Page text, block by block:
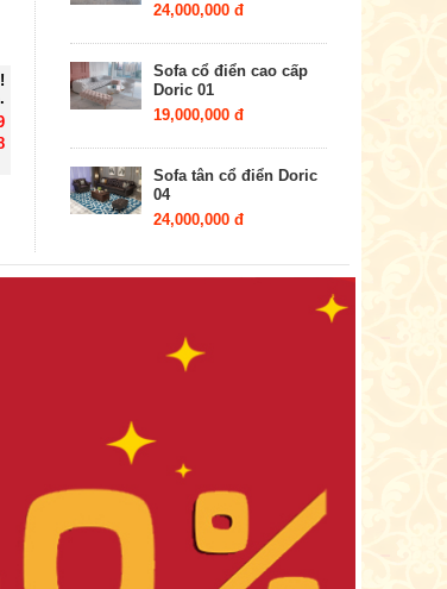
24,000,000 đ
Sofa cổ điển cao cấp
Doric 01
19,000,000 đ
Sofa tân cổ điển Doric
04
24,000,000 đ